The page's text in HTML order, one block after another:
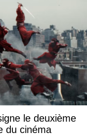
le deuxième
du cinéma